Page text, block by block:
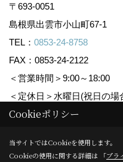
〒693-0051
島根県出雲市小山町67-1
TEL： 0853-24-8758
FAX：0853-24-2122
＜営業時間＞9:00～18:00
＜定休日＞水曜日(祝日の
Copyright (c) Takeshiba.co,.Ltd.
Produced byゴデスクリエイト
Cookieポリシー
当サイトではCookieを使用します。
Cookieの使用に関する詳細は 「プラ